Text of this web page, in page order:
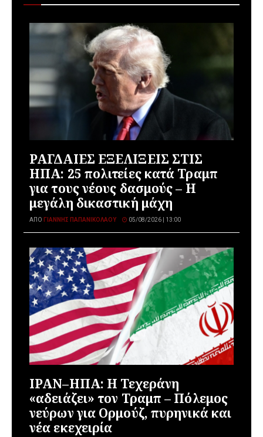
ΡΑΓΔΑΙΕΣ ΕΞΕΛΙΞΕΙΣ ΣΤΙΣ
ΗΠΑ: 25 πολιτείες κατά Τραμπ
για τους νέους δασμούς – Η
μεγάλη δικαστική μάχη
ΑΠΌ ΓΙΆΝΝΗΣ ΠΑΠΑΝΙΚΟΛΆΟΥ 05/08/2026 | 13:00
ΙΡΑΝ–ΗΠΑ: Η Τεχεράνη
«αδειάζει» τον Τραμπ – Πόλεμος
νεύρων για Ορμούζ, πυρηνικά και
νέα εκεχειρία